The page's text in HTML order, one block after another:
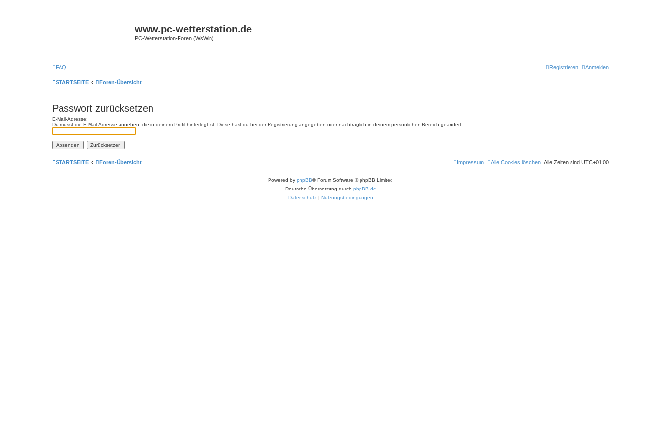
www.pc-wetterstation.de
PC-Wetterstation-Foren (WsWin)
FAQ Anmelden
Registrieren
STARTSEITE Foren-Übersicht
Passwort zurücksetzen
E-Mail-Adresse:
Du musst die E-Mail-Adresse angeben, die in deinem Profil hinterlegt ist. Diese hast du bei der Registrierung angegeben oder nachträglich in deinem persönlichen Bereich geändert.
STARTSEITE Foren-Übersicht Alle Zeiten sind UTC+01:00
Alle Cookies löschen
Impressum
Powered by phpBB® Forum Software © phpBB Limited
Deutsche Übersetzung durch phpBB.de
Datenschutz| Nutzungsbedingungen